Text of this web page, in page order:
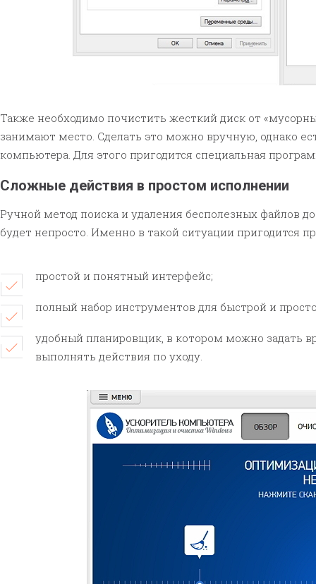
Также необходимо почистить жесткий диск от
занимают место. Сделать это можно вручную, однако
компьютера. Для этого пригодится специальная
Сложные действия в простом исполнении
Ручной метод поиска и удаления бесполезных файлов
будет непросто. Именно в такой ситуации пригодится
простой и понятный интерфейс;
полный набор инструментов для быстрой и
удобный планировщик, в котором можно задать
выполнять действия по уходу.